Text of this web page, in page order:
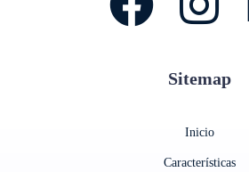
Sitemap
Inicio
Características